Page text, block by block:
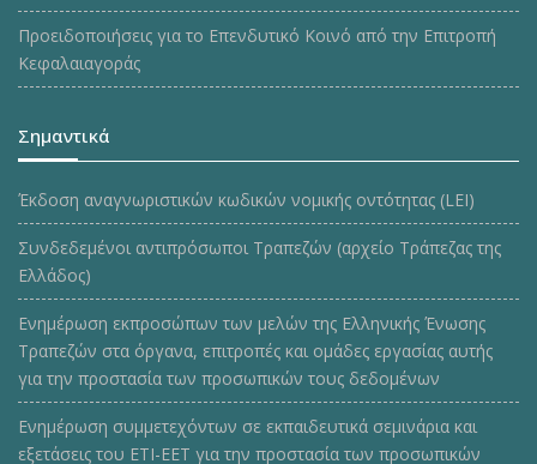
Προειδοποιήσεις για το Επενδυτικό Κοινό από την Επιτροπή
Κεφαλαιαγοράς
Σημαντικά
Έκδοση αναγνωριστικών κωδικών νομικής οντότητας (LEI)
Συνδεδεμένοι αντιπρόσωποι Τραπεζών (αρχείο Τράπεζας της
Ελλάδος)
Ενημέρωση εκπροσώπων των μελών της Ελληνικής Ένωσης
Τραπεζών στα όργανα, επιτροπές και ομάδες εργασίας αυτής
για την προστασία των προσωπικών τους δεδομένων
Ενημέρωση συμμετεχόντων σε εκπαιδευτικά σεμινάρια και
εξετάσεις του ΕΤΙ-ΕΕΤ για την προστασία των προσωπικών